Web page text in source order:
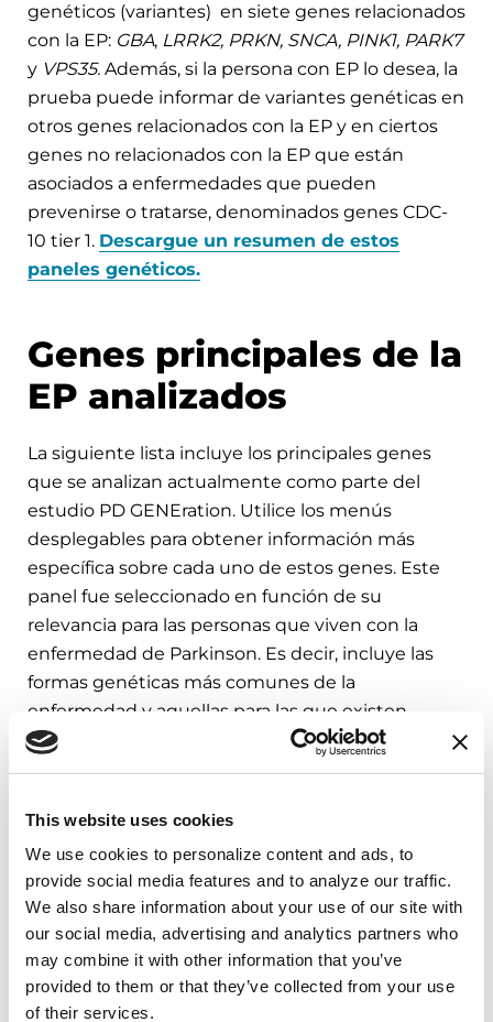
This website uses cookies
We use cookies to personalize content and ads, to
provide social media features and to analyze our traffic.
We also share information about your use of our site with
our social media, advertising and analytics partners who
may combine it with other information that you’ve
provided to them or that they’ve collected from your use
of their services.
genéticos (variantes) en siete genes relacionados
con la EP: GBA, LRRK2, PRKN, SNCA, PINK1, PARK7
y VPS35. Además, si la persona con EP lo desea, la
prueba puede informar de variantes genéticas en
otros genes relacionados con la EP y en ciertos
genes no relacionados con la EP que están
asociados a enfermedades que pueden
prevenirse o tratarse, denominados genes CDC-
10 tier 1. Descargue un resumen de estos
paneles genéticos.
Genes principales de la
EP analizados
La siguiente lista incluye los principales genes
que se analizan actualmente como parte del
estudio PD GENEration. Utilice los menús
desplegables para obtener información más
específica sobre cada uno de estos genes. Este
panel fue seleccionado en función de su
relevancia para las personas que viven con la
enfermedad de Parkinson. Es decir, incluye las
formas genéticas más comunes de la
enfermedad y aquellas para las que existen
investigaciones clínicas en curso.
GBA : El gen más común
relacionado con la
enfermedad de Parkinson